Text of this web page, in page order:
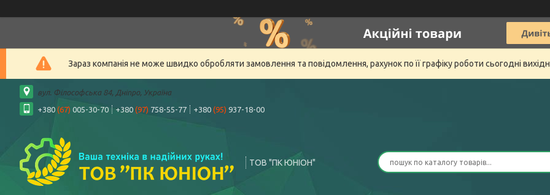
Зараз компанія не може швидко обробляти замовлення та повідомлення, рахунок по її графіку роботи сьогодні
вул. Філософська 84, Дніпро, Україна
+380 (67) 005-30-70 +380 (97) 758-55-77 +380 (95) 937-18-00
ТОВ "ПК ЮНІОН"